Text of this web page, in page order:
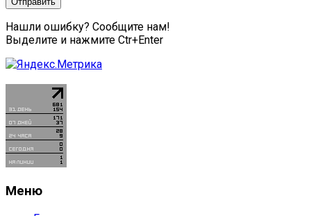
Нашли ошибку? Сообщите нам!
Выделите и нажмите Ctr+Enter
Меню